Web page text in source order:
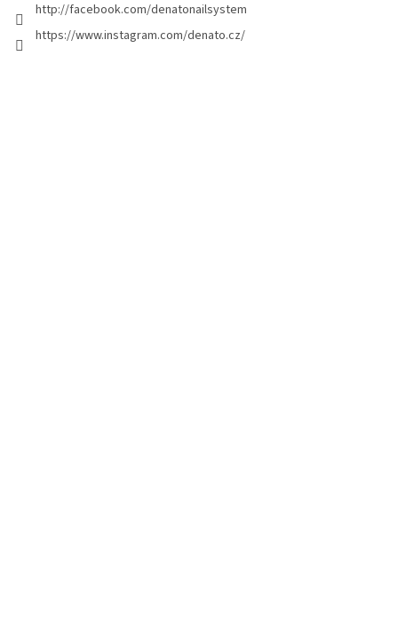
http://facebook.com/denatonailsystem
https://www.instagram.com/denato.cz/